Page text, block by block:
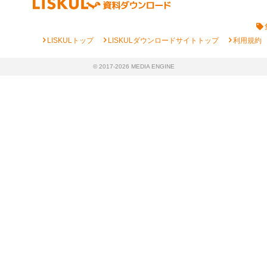
chevron_rightLISKULトップ chevron_rightLISKULダウンロードサイトトップ chevron_right利用規約
© 2017-2026 MEDIA ENGINE